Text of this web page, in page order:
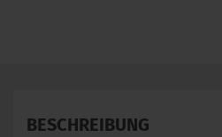
BESCHREIBUNG